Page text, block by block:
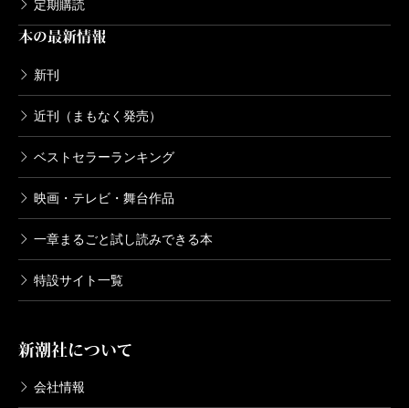
定期購読
本の最新情報
新刊
近刊（まもなく発売）
ベストセラーランキング
映画・テレビ・舞台作品
一章まるごと試し読みできる本
特設サイト一覧
新潮社について
会社情報